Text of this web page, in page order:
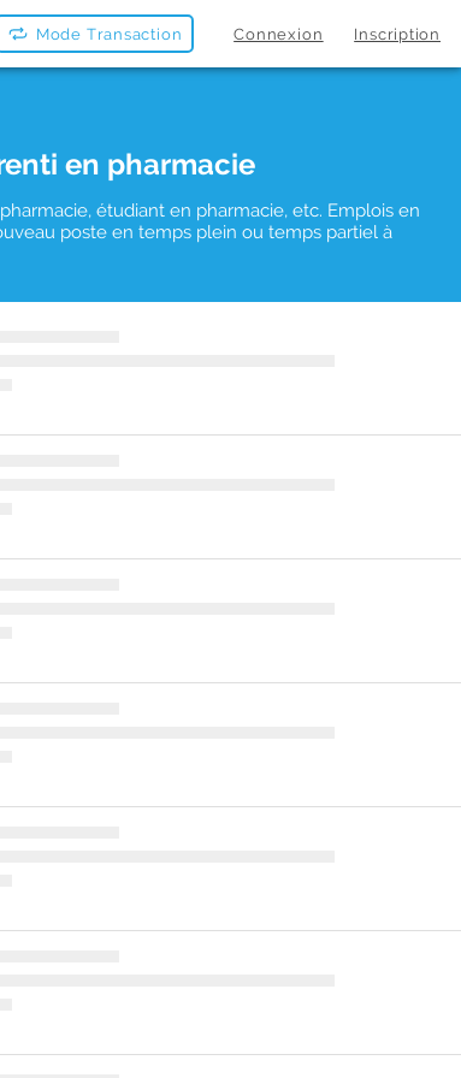
Mode Transaction Connexion Inscription
en pharmacie
étudiant en pharmacie, etc. Emplois en
poste en temps plein ou temps partiel à